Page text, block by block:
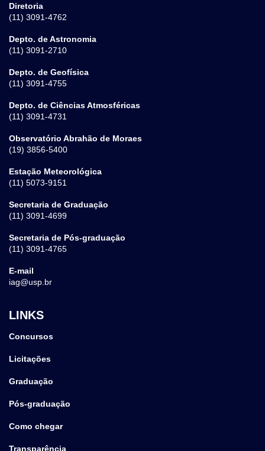
Diretoria
(11) 3091-4762
Depto. de Astronomia
(11) 3091-2710
Depto. de Geofísica
(11) 3091-4755
Depto. de Ciências Atmosféricas
(11) 3091-4731
Observatório Abrahão de Moraes
(19) 3856-5400
Estação Meteorológica
(11) 5073-9151
Secretaria de Graduação
(11) 3091-4699
Secretaria de Pós-graduação
(11) 3091-4765
E-mail
iag@usp.br
LINKS
Concursos
Licitações
Graduação
Pós-graduação
Como chegar
Transparência